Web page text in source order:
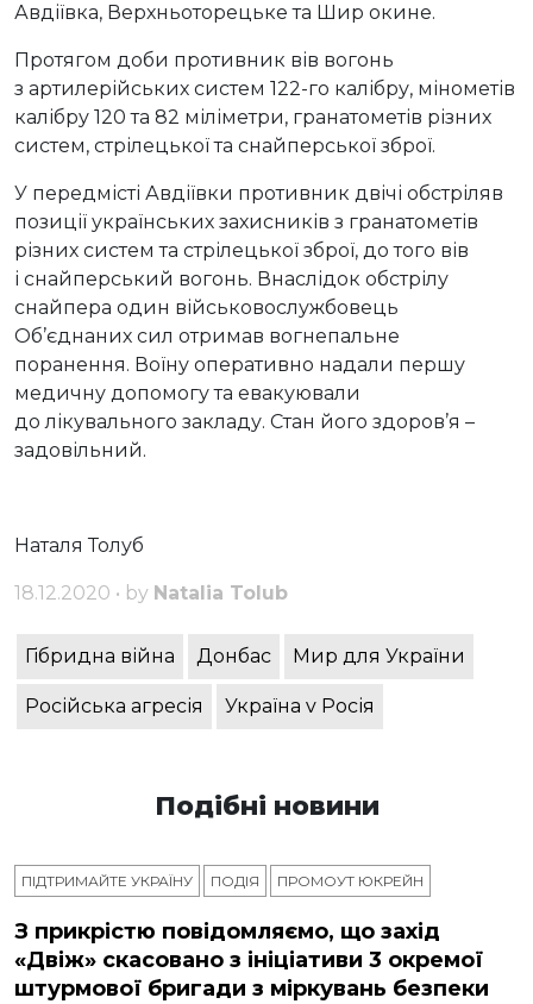
Авдіївка, Верхньоторецьке та Шир окине.
Протягом доби противник вів вогонь
з артилерійських систем 122-го калібру, мінометів
калібру 120 та 82 міліметри, гранатометів різних
систем, стрілецької та снайперської зброї.
У передмісті Авдіївки противник двічі обстріляв
позиції українських захисників з гранатометів
різних систем та стрілецької зброї, до того вів
і снайперський вогонь. Внаслідок обстрілу
снайпера один військовослужбовець
Об’єднаних сил отримав вогнепальне
поранення. Воїну оперативно надали першу
медичну допомогу та евакуювали
до лікувального закладу. Стан його здоров’я –
задовільний.
Наталя Толуб
18.12.2020 • by Natalia Tolub
Гібридна війна Донбас Мир для України
Російська агресія Україна v Росія
Подібні новини
ПІДТРИМАЙТЕ УКРАЇНУ ПОДІЯ ПРОМОУТ ЮКРЕЙН
З прикрістю повідомляємо, що захід
«Двіж» скасовано з ініціативи 3 окремої
штурмової бригади з міркувань безпеки